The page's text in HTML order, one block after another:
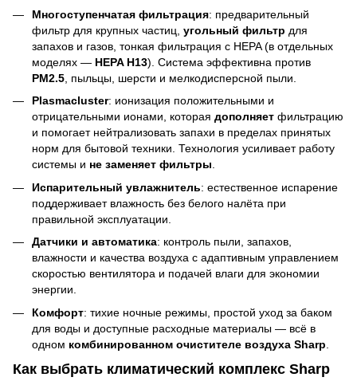
Многоступенчатая фильтрация: предварительный
фильтр для крупных частиц, угольный фильтр для
запахов и газов, тонкая фильтрация с HEPA (в отдельных
моделях — HEPA H13). Система эффективна против
PM2.5 , пыльцы, шерсти и мелкодисперсной пыли.
Plasmacluster: ионизация положительными и
отрицательными ионами, которая дополняет фильтрацию
и помогает нейтрализовать запахи в пределах принятых
норм для бытовой техники. Технология усиливает работу
системы и не заменяет фильтры.
Испарительный увлажнитель: естественное испарение
поддерживает влажность без белого налёта при
правильной эксплуатации.
Датчики и автоматика: контроль пыли, запахов,
влажности и качества воздуха с адаптивным управлением
скоростью вентилятора и подачей влаги для экономии
энергии.
Комфорт: тихие ночные режимы, простой уход за баком
для воды и доступные расходные материалы — всё в
одном комбинированном очистителе воздуха Sharp
Как выбрать климатический комплекс Sharp